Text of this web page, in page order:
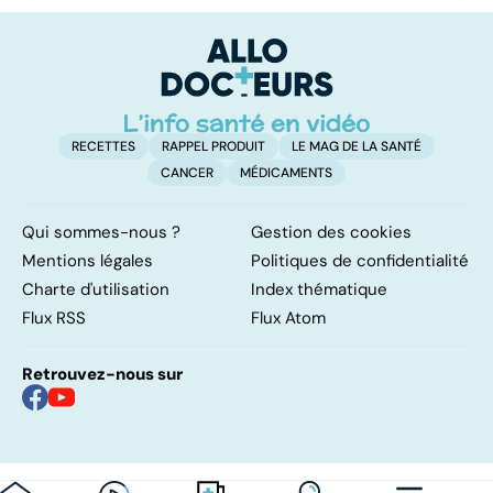
d'angine ?
RECETTES RAPPEL PRODUIT
LE MAG DE LA SANTÉ
CANCER
MÉDICAMENTS
Qui sommes-nous ?
Gestion des cookies
Mentions légales
Politiques de confidentialité
Charte d'utilisation
Index thématique
Flux RSS
Flux Atom
Retrouvez-nous sur